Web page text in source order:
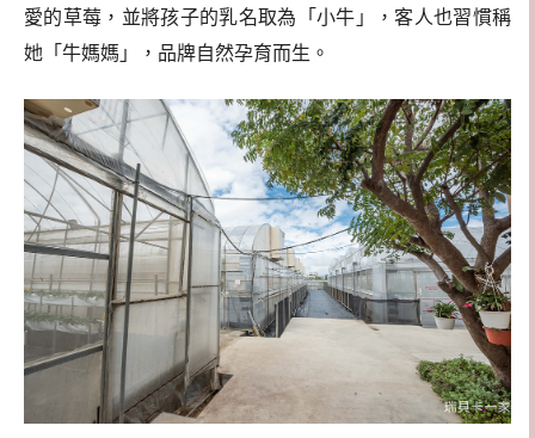
愛的草莓，並將孩子的乳名取為「小牛」，客人也習慣稱
她「牛媽媽」，品牌自然孕育而生。